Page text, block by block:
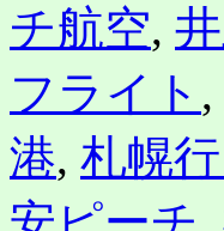
チ航空,
フライト ,
港, 札幌行